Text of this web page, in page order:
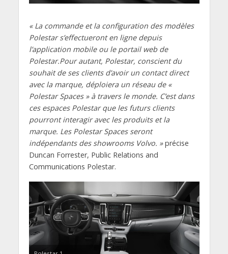
« La commande et la configuration des modèles
Polestar s’effectueront en ligne depuis
l’application mobile ou le portail web de
Polestar.Pour autant, Polestar, conscient du
souhait de ses clients d’avoir un contact direct
avec la marque, déploiera un réseau de «
Polestar Spaces » à travers le monde. C’est dans
ces espaces Polestar que les futurs clients
pourront interagir avec les produits et la
marque. Les Polestar Spaces seront
indépendants des showrooms Volvo. »précise
Duncan Forrester, Public Relations and
Communications Polestar.